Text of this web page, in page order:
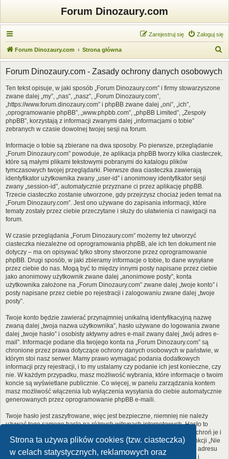
Strona ta używa plików cookies (tzw. ciasteczka)
w celach statystycznych, reklamowych oraz
Forum Dinozaury.com
Zaloguj się
Zarejestruj się
Forum Dinozaury.com Strona główna
z
Forum Dinozaury.com - Zasady ochrony danych osobowych
Ten tekst opisuje, w jaki sposób „Forum Dinozaury.com” i firmy stowarzyszone
zwane dalej „my”, „nas”, „nasz”, „Forum Dinozaury.com”,
„https://www.forum.dinozaury.com” i phpBB zwane dalej „oni”, „ich”,
„oprogramowanie phpBB”, „www.phpbb.com”, „phpBB Limited”, „Zespoły
phpBB”, korzystają z informacji zwanymi dalej „informacjami o tobie”
zebranych w czasie dowolnej twojej sesji na forum.
Informacje o tobie są zbierane na dwa sposoby. Po pierwsze, przeglądanie
„Forum Dinozaury.com” powoduje, że aplikacja phpBB tworzy kilka ciasteczek,
które są małymi plikami tekstowymi pobranymi do katalogu plików
tymczasowych twojej przeglądarki. Pierwsze dwa ciasteczka zawierają
identyfikator użytkownika zwany „user-id” i anonimowy identyfikator sesji
zwany „session-id”, automatycznie przyznane ci przez aplikację phpBB.
Trzecie ciasteczko zostanie utworzone, gdy przejrzysz chociaż jeden temat na
„Forum Dinozaury.com”. Jest ono używane do zapisania informacji, które
tematy zostały przez ciebie przeczytane i służy do ułatwienia ci nawigacji na
forum.
W czasie przeglądania „Forum Dinozaury.com” możemy też utworzyć
ciasteczka niezależne od oprogramowania phpBB, ale ich ten dokument nie
dotyczy – ma on opisywać tylko strony stworzone przez oprogramowanie
phpBB. Drugi sposób, w jaki zbieramy informacje o tobie, to dane wysyłane
przez ciebie do nas. Mogą być to między innymi posty napisane przez ciebie
jako anonimowy użytkownik zwane dalej „anonimowe posty”, konta
użytkownika założone na „Forum Dinozaury.com” zwane dalej „twoje konto” i
posty napisane przez ciebie po rejestracji i zalogowaniu zwane dalej „twoje
posty”.
Twoje konto będzie zawierać przynajmniej unikalną identyfikacyjną nazwę
zwaną dalej „twoja nazwa użytkownika”, hasło używane do logowania zwane
dalej „twoje hasło” i osobisty aktywny adres e-mail zwany dalej „twój adres e-
mail”. Informacje podane dla twojego konta na „Forum Dinozaury.com” są
chronione przez prawa dotyczące ochrony danych osobowych w państwie, w
którym stoi nasz serwer. Mamy prawo wymagać podania dodatkowych
informacji przy rejestracji, i to my ustalamy czy podanie ich jest konieczne, czy
nie. W każdym przypadku, masz możliwość wybrania, które informacje o twoim
koncie są wyświetlane publicznie. Co więcej, w panelu zarządzania kontem
masz możliwość włączenia lub wyłączenia wysyłania do ciebie automatycznie
generowanych przez oprogramowanie phpBB e-maili.
Twoje hasło jest zaszyfrowane, więc jest bezpieczne, niemniej nie należy
używać tego samego hasła na różnych witrynach internetowych. Hasło to
umożliwia dostęp do twojego konta na „Forum Dinozaury.com”, więc chroń je i
w żadnym wypadku nie podawajnikomu. Jeśli je zapomnisz, użyj funkcji „Nie
pamiętam hasła”. Witryna poprosi cię o podanie nazwy użytkownika i adresu
e-mail. Po podaniu tych danych zostanie wygenerowane nowe hasło i